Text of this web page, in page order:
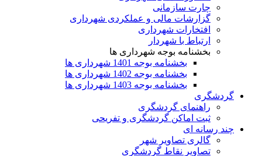
چارت سازمانی
گزارشات مالی و عملکردی شهرداری
افتخارات شهرداری
ارتباط با شهردار
بخشنامه بوجه شهرداری ها
بخشنامه بوجه 1401 شهرداری ها
بخشنامه بوجه 1402 شهرداری ها
بخشنامه بوجه 1403 شهرداری ها
گردشگری
راهنمای گردشگری
ثبت اماکن گردشگری و تفریحی
چند رسانه ای
گالری تصاویر شهر
تصاویر نقاط گردشگری